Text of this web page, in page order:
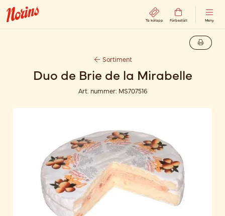
Ta kölapp Förbeställ Meny
Sortiment
Duo de Brie de la Mirabelle
Art. nummer: MS707516